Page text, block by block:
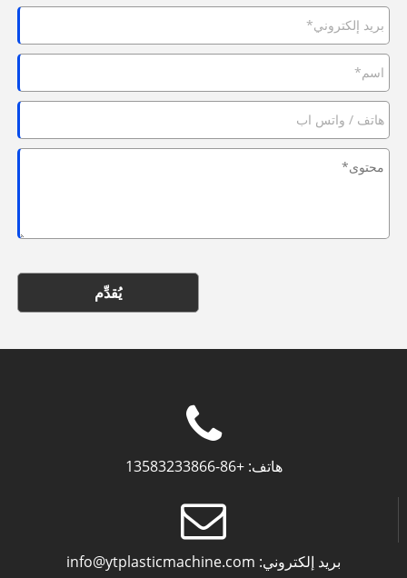
يُقدِّم
هاتف: +86-13583233866
بريد إلكتروني: info@ytplasticmachine.com